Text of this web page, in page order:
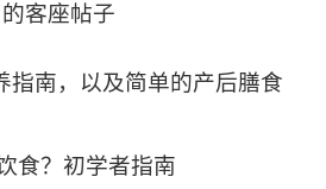
客座帖子
指南，以及简单的产后膳食
食？初学者指南